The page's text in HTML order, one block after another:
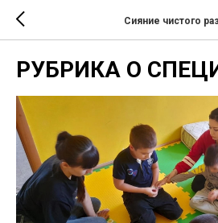
Сияние чистого
РУБРИКА О